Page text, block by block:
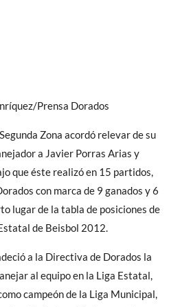
Prensa Dorados
Zona acordó relevar de su
a Javier Porras Arias y
que éste realizó en 15 partidos,
con marca de 9 ganados y 6
lugar de la tabla de posiciones de
de Beisbol 2012.
a la Directiva de Dorados la
al equipo en la Liga Estatal,
campeón de la Liga Municipal,